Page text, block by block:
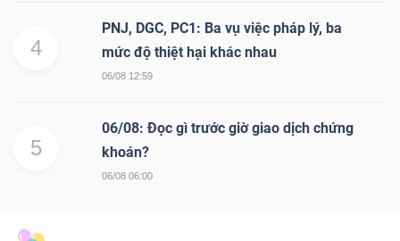
4
PNJ, DGC, PC1: Ba vụ việc pháp lý, ba
mức độ thiệt hại khác nhau
06/08 12:59
5
06/08: Đọc gì trước giờ giao dịch chứng
khoán?
06/08 06:00